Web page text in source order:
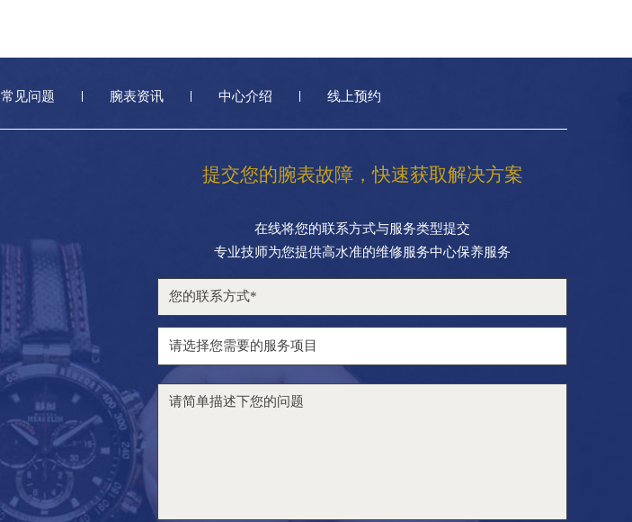
常见问题 腕表资讯 中心介绍 线上预约
提交您的腕表故障，快速获取解决方案
在线将您的联系方式与服务类型提交
专业技师为您提供高水准的维修服务中心保养服务